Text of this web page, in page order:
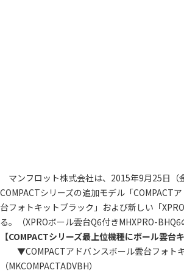
マンフロット株式会社は、2015年9月25日（
COMPACTシリーズの追加モデル「COMPACT
台フォトキットブラック」および新しい「
る。（XPROボール雲台Q6付きMHXPRO-BHQ6
【COMPACTシリーズ最上位機種にボール雲台
▼COMPACTアドバンスボール雲台フォト
（MKCOMPACTADVBH）